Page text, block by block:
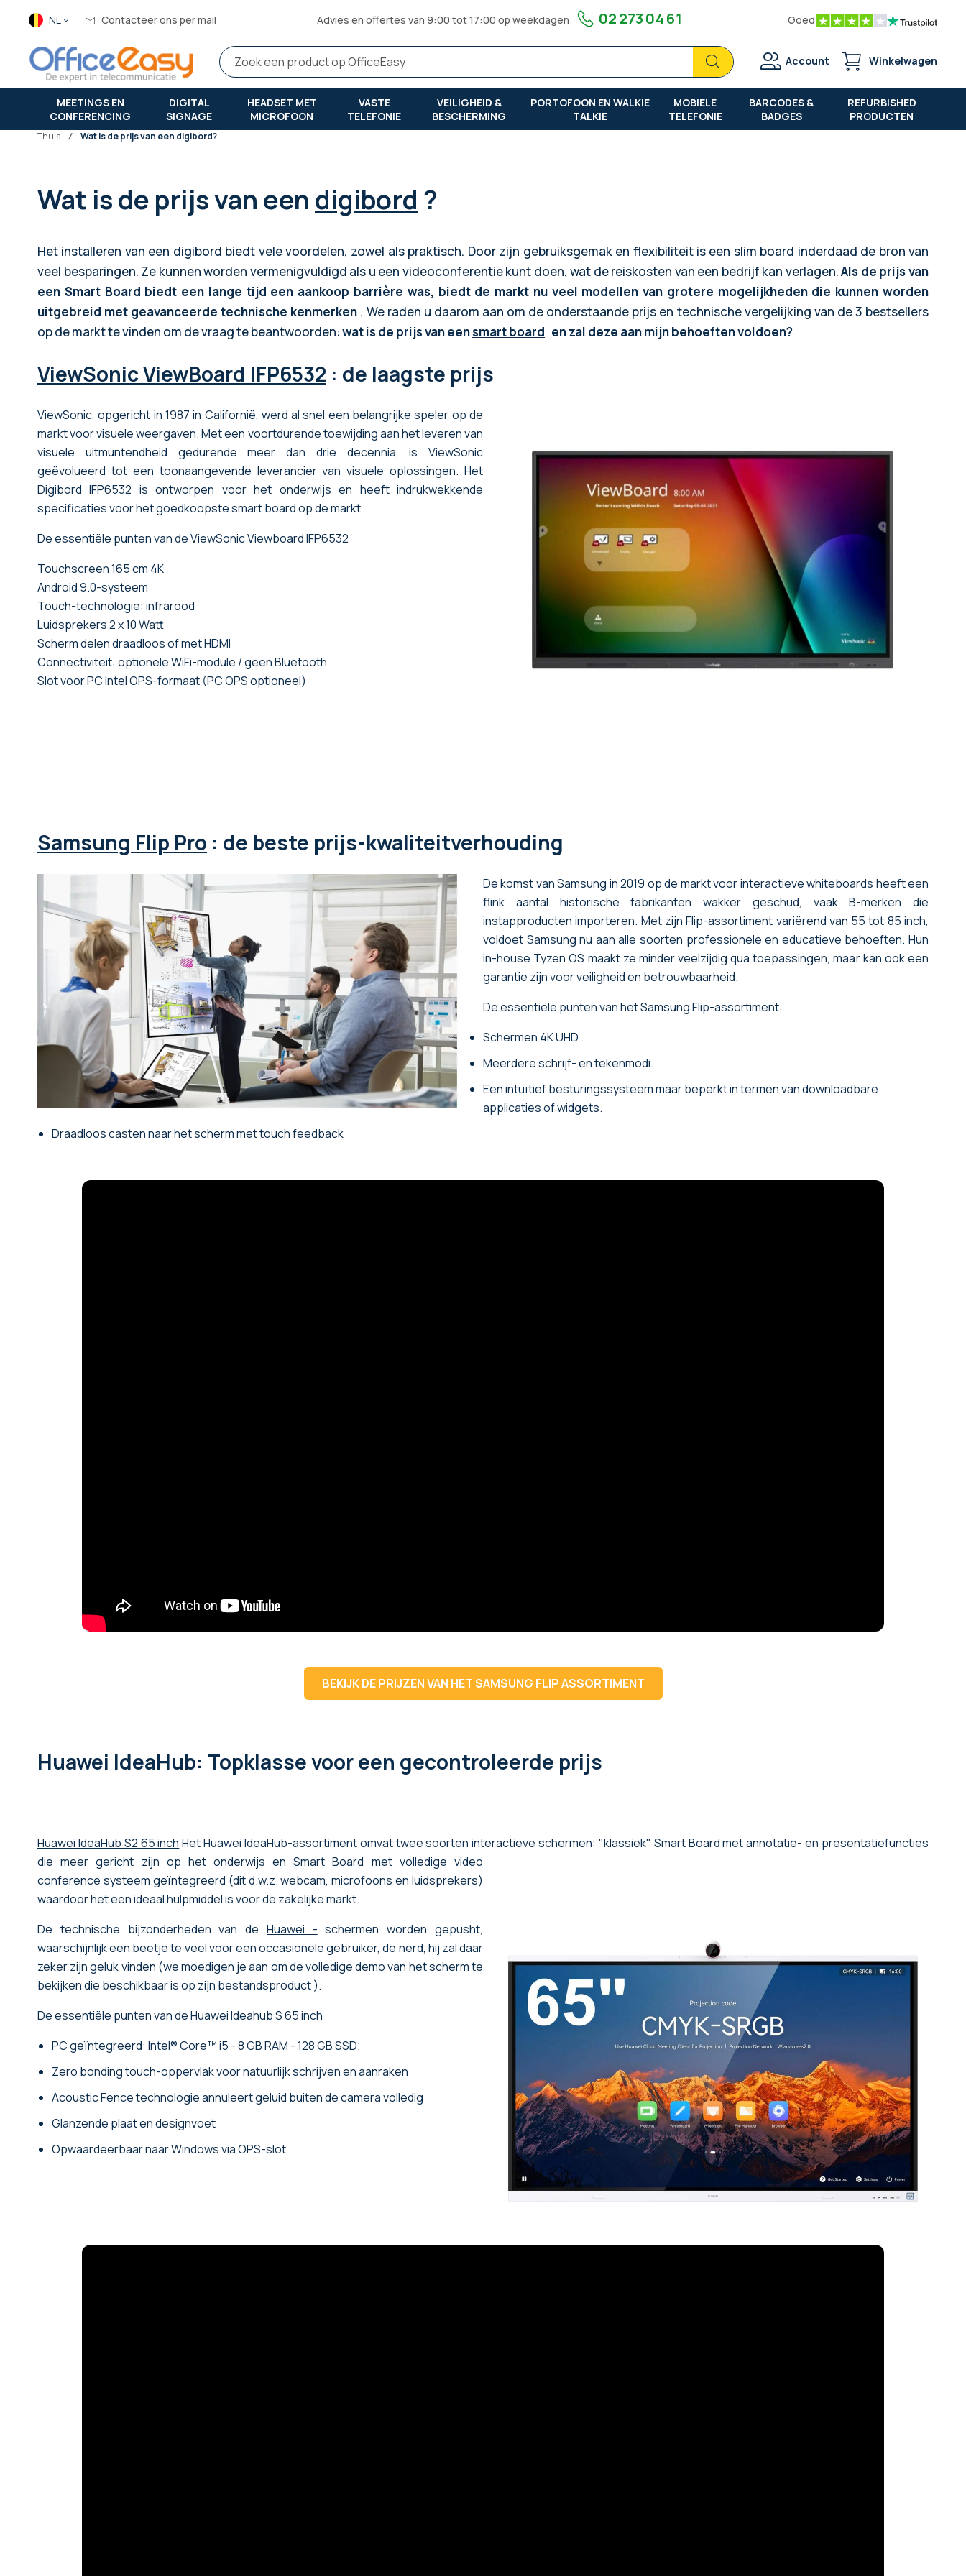
Taal NL Contacteer ons per mail Advies en offertes van 9:00 tot 17:00 op weekdagen 02 273 04 61 Goed
Zoek
Zoek
Account Winkelwagen
MEETINGS EN
CONFERENCING
DIGITAL
SIGNAGE
HEADSET MET
MICROFOON
VASTE
TELEFONIE
VEILIGHEID &
BESCHERMING
PORTOFOON EN WALKIE
TALKIE
MOBIELE
TELEFONIE
BARCODES &
BADGES
REFURBISHED
PRODUCTEN
Thuis wat is de prijs van een digibord?
Wat is de prijs van een digibord ?
Het installeren van een digibord biedt vele voordelen, zowel als praktisch. Door zijn gebruiksgemak en flexibiliteit is een slim board inderdaad de bron van
veel besparingen. Ze kunnen worden vermenigvuldigd als u een videoconferentie kunt doen, wat de reiskosten van een bedrijf kan verlagen.Als de prijs van
een Smart Board biedt een lange tijd een aankoop barrière was, biedt de markt nu veel modellen van grotere mogelijkheden die kunnen worden
uitgebreid met geavanceerde technische kenmerken . We raden u daarom aan om de onderstaande prijs en technische vergelijking van de 3 bestsellers
op de markt te vinden om de vraag te beantwoorden:wat is de prijs van eensmart board en zal deze aan mijn behoeften voldoen?
ViewSonic ViewBoard IFP6532 : de laagste prijs
ViewSonic, opgericht in 1987 in Californië, werd al snel een belangrijke speler op de
markt voor visuele weergaven. Met een voortdurende toewijding aan het leveren van
visuele uitmuntendheid gedurende meer dan drie decennia, is ViewSonic
geëvolueerd tot een toonaangevende leverancier van visuele oplossingen. Het
Digibord IFP6532 is ontworpen voor het onderwijs en heeft indrukwekkende
specificaties voor het goedkoopste smart board op de markt
De essentiële punten van de ViewSonic Viewboard IFP6532
Touchscreen 165 cm 4K
Android 9.0-systeem
Touch-technologie: infrarood
Luidsprekers 2 x 10 Watt
Scherm delen draadloos of met HDMI
Connectiviteit: optionele WiFi-module / geen Bluetooth
Slot voor PC Intel OPS-formaat (PC OPS optioneel)
Samsung Flip Pro : de beste prijs-kwaliteitverhouding
De komst van Samsung in 2019 op de markt voor interactieve whiteboards heeft een
flink aantal historische fabrikanten wakker geschud, vaak B-merken die
instapproducten importeren. Met zijn Flip-assortiment variërend van 55 tot 85 inch,
voldoet Samsung nu aan alle soorten professionele en educatieve behoeften. Hun
in-house Tyzen OS maakt ze minder veelzijdig qua toepassingen, maar kan ook een
garantie zijn voor veiligheid en betrouwbaarheid.
De essentiële punten van het Samsung Flip-assortiment:
Schermen 4K UHD .
Meerdere schrijf- en tekenmodi.
Een intuïtief besturingssysteem maar beperkt in termen van downloadbare
applicaties of widgets.
Draadloos casten naar het scherm met touch feedback
BEKIJK DE PRIJZEN VAN HET SAMSUNG FLIP ASSORTIMENT
Huawei IdeaHub: Topklasse voor een gecontroleerde prijs
Huawei IdeaHub S2 65 inch Het Huawei IdeaHub-assortiment omvat twee soorten interactieve schermen: "klassiek" Smart Board met annotatie- en presentatiefuncties
die meer gericht zijn op het onderwijs en Smart Board met volledige video
conference systeem geïntegreerd (dit d.w.z. webcam, microfoons en luidsprekers)
waardoor het een ideaal hulpmiddel is voor de zakelijke markt.
De technische bijzonderheden van de Huawei - schermen worden gepusht,
waarschijnlijk een beetje te veel voor een occasionele gebruiker, de nerd, hij zal daar
zeker zijn geluk vinden (we moedigen je aan om de volledige demo van het scherm te
bekijken die beschikbaar is op zijn bestandsproduct ).
De essentiële punten van de Huawei Ideahub S 65 inch
PC geïntegreerd: Intel® Core™ i5 - 8 GB RAM - 128 GB SSD;
Zero bonding touch-oppervlak voor natuurlijk schrijven en aanraken
Acoustic Fence technologie annuleert geluid buiten de camera volledig
Glanzende plaat en designvoet
Opwaardeerbaar naar Windows via OPS-slot